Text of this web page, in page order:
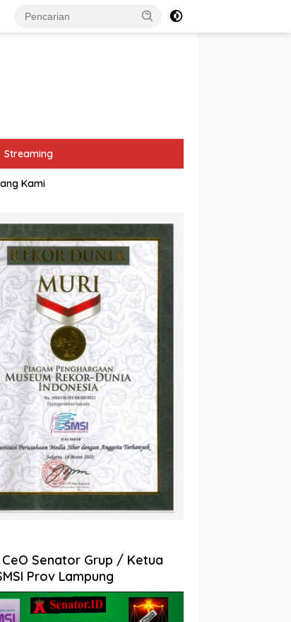
Streaming
Kami
Senator Grup / Ketua
Prov Lampung